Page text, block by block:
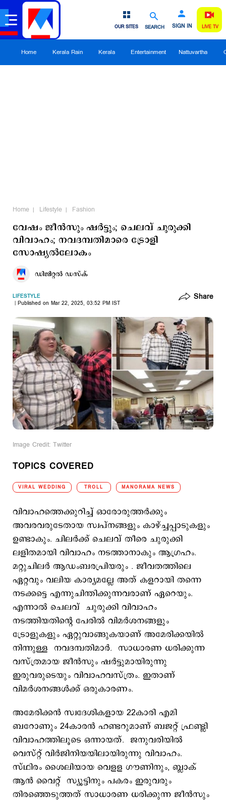
SEARCH SIGN IN
OUR SITES LIVE TV
Home Kerala Rain Kerala Entertainment Nattuvartha
Home Lifestyle Fashion
വേഷം ജീന്‍സും ഷര്‍ട്ടും; ചെലവ് ചുരുക്കി
വിവാഹം; നവദമ്പതിമാരെ ട്രോളി
സോഷ്യല്‍ലോകം
ഡിജിറ്റല്‍ ഡസ്ക്
LIFESTYLE
Published on Mar 22, 2025, 03:52 PM IST
Share
Image Credit: Twitter
TOPICS COVERED
VIRAL WEDDING TROLL MANORAMA NEWS
വിവാഹത്തെക്കുറിച്ച് ഓരോരുത്തര്‍ക്കും
അവരവരുടേതായ സ്വപ്നങ്ങളും കാഴ്ച്ചപ്പാടുകളും
ഉണ്ടാകും. ചിലര്‍ക്ക് ചെലവ് തീരെ ചുരുക്കി
ലളിതമായി വിവാഹം നടത്താനാകും ആഗ്രഹം.
മറ്റുചിലര്‍ ആഡംബരപ്രിയരും . ജീവതത്തിലെ
ഏറ്റവും വലിയ കാര്യമല്ലേ അത് കളറായി തന്നെ
നടക്കട്ടെ എന്നുചിന്തിക്കുന്നവരാണ് ഏറെയും.
എന്നാല്‍ ചെലവ് ചുരുക്കി വിവാഹം
നടത്തിയതിന്‍റെ പേരില്‍ വിമര്‍ശനങ്ങളും
ട്രോളുകളും ഏറ്റുവാങ്ങുകയാണ് അമേരിക്കയില്‍
നിന്നുള്ള നവദമ്പതിമാര്‍. സാധാരണ ധരിക്കുന്ന
വസ്ത്രമായ ജീന്‍സും ഷര്‍ട്ടുമായിരുന്നു
ഇരുവരുടെയും വിവാഹവസ്ത്രം. ഇതാണ്
വിമര്‍ശനങ്ങള്‍ക്ക് ഒരുകാരണം.
അമേരിക്കന്‍ സ്വദേശികളായ 22കാരി എമി
ബറോണും 24കാരന്‍ ഹണ്ടറുമാണ് ബജറ്റ് ഫ്രണ്ട്ലി
വിവാഹത്തിലൂടെ ഒന്നായത്. ജനുവരിയിൽ
വെസ്റ്റ് വിർജിനിയയിലായിരുന്നു വിവാഹം.
സ്ഥിരം ശൈലിയായ വെളള ഗൗണിനും, ബ്ലാക്
ആന്‍ വൈറ്റ് സ്യൂട്ടിനും പകരം ഇരുവരും
തിരഞ്ഞെടുത്തത് സാധാരണ ധരിക്കുന്ന ജീന്‍സും